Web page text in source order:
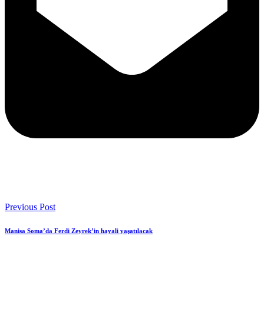
Previous Post
Manisa Soma’da Ferdi Zeyrek’in hayali yaşatılacak